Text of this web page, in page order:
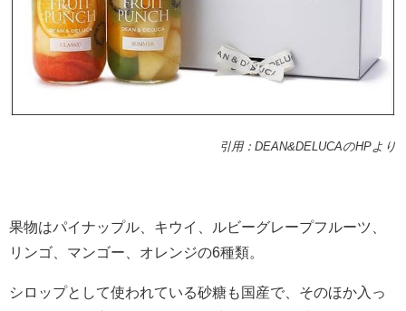
引用：DEAN&DELUCAのHPより
果物はパイナップル、キウイ、ルビーグレープフルーツ、
リンゴ、マンゴー、オレンジの6種類。
シロップとして使われている砂糖も国産で、そのほか入っ